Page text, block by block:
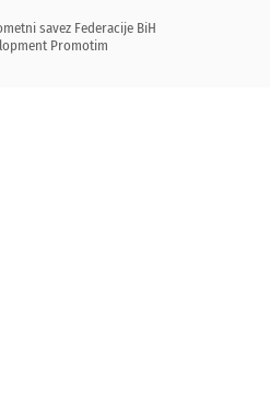
savez Federacije BiH
Promotim